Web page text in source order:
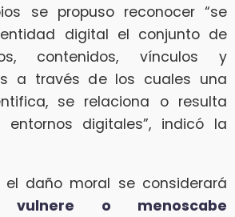
se propuso reconocer “se
digital el conjunto de
contenidos, vínculos y
a través de los cuales una
se relaciona o resulta
entornos digitales”, indicó la
el daño moral se considerará
vulnere o menoscabe